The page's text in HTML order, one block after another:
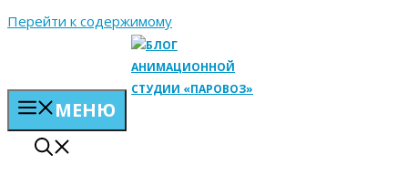
Перейти к содержимому
МЕНЮ